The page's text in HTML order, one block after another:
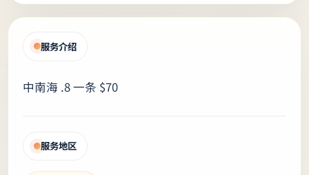
服务介绍
中南海 .8 一条 $70
服务地区